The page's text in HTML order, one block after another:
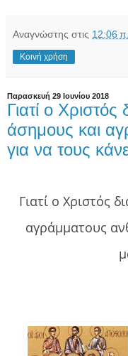
Αναγνώστης στις 12:06
Κοινή χρήση
Παρασκευή 29 Ιουνίου 2018
Γιατί ο
άσημους και
για να τους
Γιατί ο Χριστός
αγράμματους